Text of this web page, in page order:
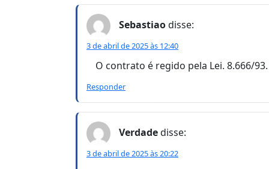
Sebastiaodisse:
3 de abril de 2025 às 12:40
O contrato é regido pela Lei. 8.666/
Responder
Verdadedisse:
3 de abril de 2025 às 20:22